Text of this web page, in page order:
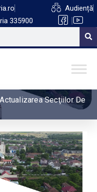
335900
Audiență
Secţiilor De